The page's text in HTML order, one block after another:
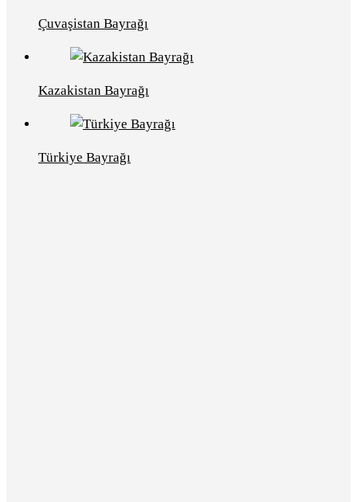
Çuvaşistan Bayrağı
Kazakistan Bayrağı
Türkiye Bayrağı